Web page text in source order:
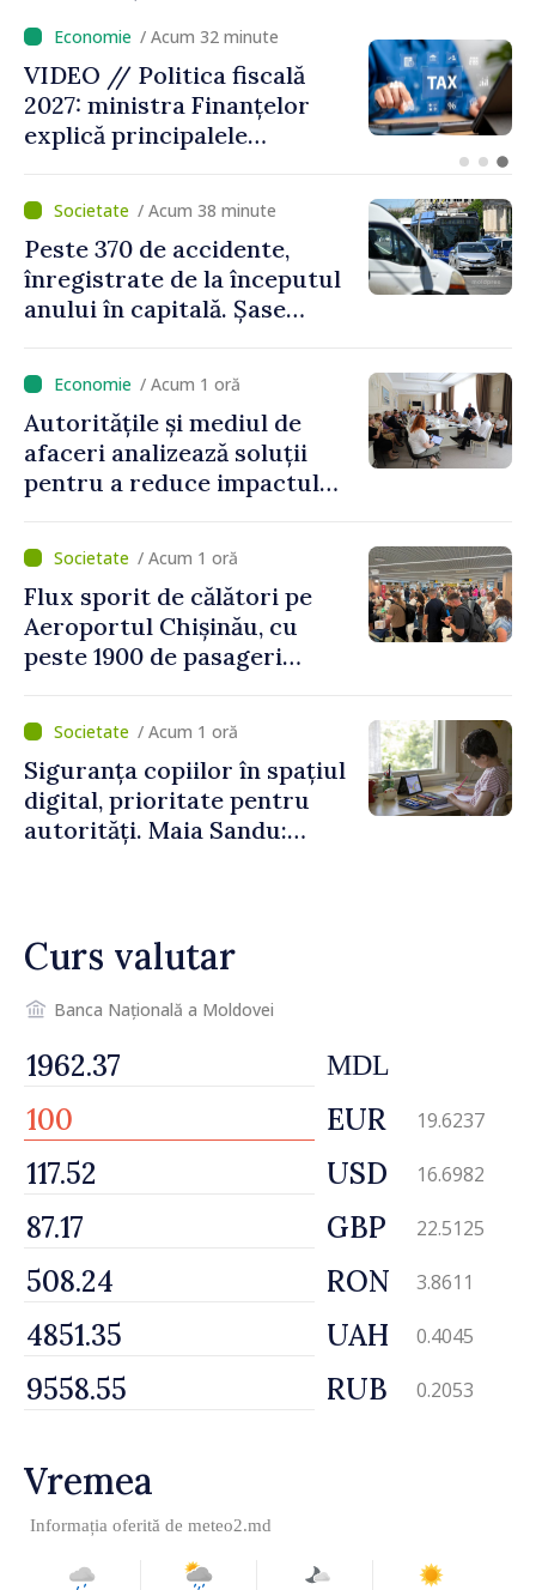
/ Acum 9 minute
VIDEO // Moldelectrica:
consumatorii finali nu au
fost afectați în urma
Dnestrovsk. Lucrările de
reparație vor fi efectuate în
regim prioritar
/ Acum 38 minute
Peste 370 de accidente,
înregistrate de la începutul
anului în capitală. Șase
/ Acum 1 oră
Autoritățile și mediul de
afaceri analizează soluții
pentru a reduce impactul
asupra economiei
/ Acum 1 oră
Flux sporit de călători pe
Aeroportul Chișinău, cu
peste 1900 de pasageri
de vârf a concediilor
/ Acum 1 oră
Siguranța copiilor în spațiul
digital, prioritate pentru
autorități. Maia Sandu:
Curs valutar
Banca Națională a Moldovei
MDL
EUR 19.6237
USD 16.6982
GBP 22.5125
RON 3.8611
UAH 0.4045
RUB 0.2053
Vremea
Informația oferită de meteo2.md